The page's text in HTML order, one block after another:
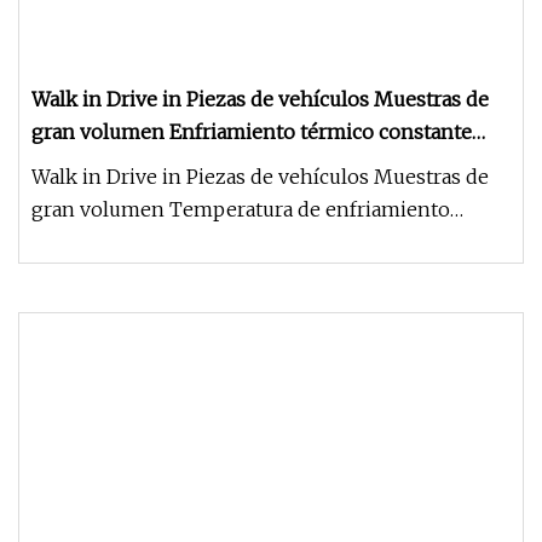
Walk in Drive in Piezas de vehículos Muestras de
gran volumen Enfriamiento térmico constante
Temperatura y humedad Pruebas alternas Cámara
climática Cámara de estabilidad
Walk in Drive in Piezas de vehículos Muestras de
gran volumen Temperatura de enfriamiento